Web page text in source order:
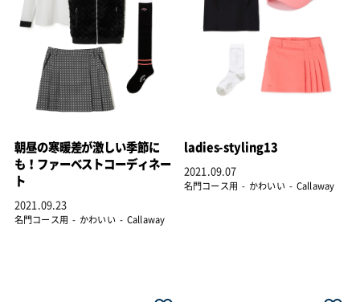
朝昼の寒暖差が激しい季節に
も！ファーベストコーディネー
ト
2021.09.23
名門コース用 かわいい Callaway
ladies-styling13
2021.09.07
名門コース用 かわいい Callaway